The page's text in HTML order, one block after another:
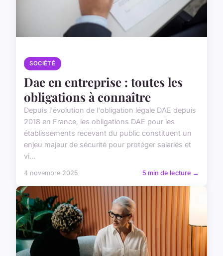
SOCIÉTÉ
Dae en entreprise : toutes les
obligations à connaître
Depuis l'évolution de l'obligation légale DAE depuis
2018 en France, les obligations DAE pour les
établissements recevant du public constituent un
enjeu majeur de sécurité pour protéger salariés et
vi...
4 novembre 2025 5 min de lecture →